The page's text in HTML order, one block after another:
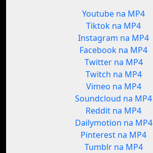
Youtube na MP4
Tiktok na MP4
Instagram na MP4
Facebook na MP4
Twitter na MP4
Twitch na MP4
Vimeo na MP4
Soundcloud na MP4
Reddit na MP4
Dailymotion na MP4
Pinterest na MP4
Tumblr na MP4